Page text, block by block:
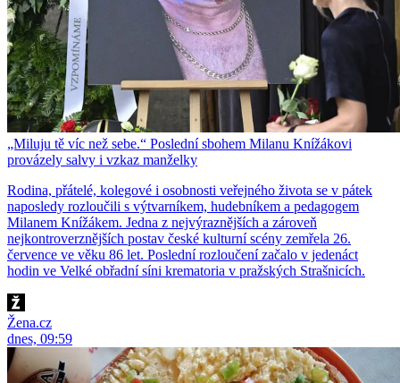
„Miluju tě víc než sebe.“ Poslední sbohem Milanu Knížákovi
provázely salvy i vzkaz manželky
Rodina, přátelé, kolegové i osobnosti veřejného života se v pátek
naposledy rozloučili s výtvarníkem, hudebníkem a pedagogem
Milanem Knížákem. Jedna z nejvýraznějších a zároveň
nejkontroverznějších postav české kulturní scény zemřela 26.
července ve věku 86 let. Poslední rozloučení začalo v jedenáct
hodin ve Velké obřadní síni krematoria v pražských Strašnicích.
Žena.cz
dnes, 09:59